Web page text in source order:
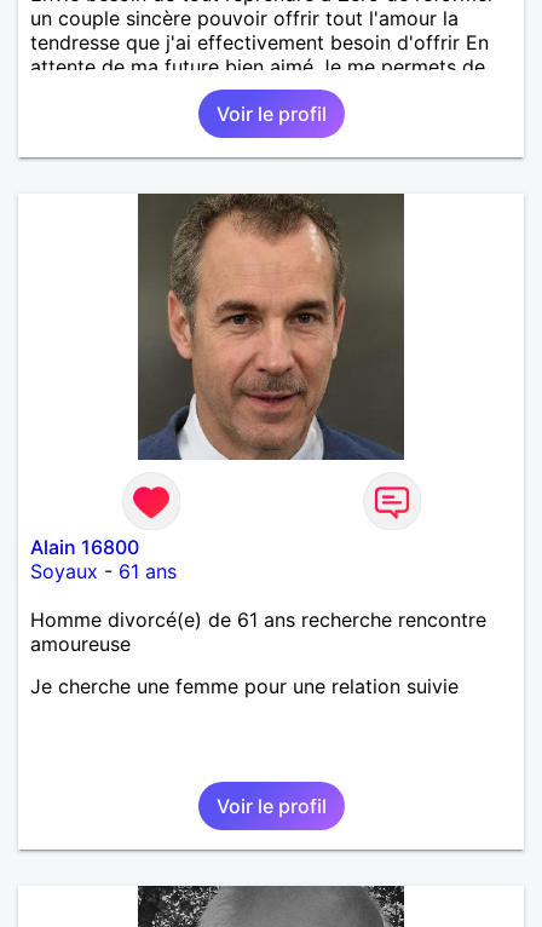
un couple sincère pouvoir offrir tout l'amour la
tendresse que j'ai effectivement besoin d'offrir En
attente de ma future bien aimé Je me permets de
laisser des bises respectueuses et affectueuse
Voir le profil
Alain 16800
Soyaux - 61 ans
Homme divorcé(e) de 61 ans recherche rencontre
amoureuse
Je cherche une femme pour une relation suivie
Voir le profil